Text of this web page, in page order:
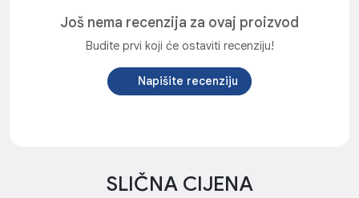
Još nema recenzija za ovaj proizvod
Budite prvi koji će ostaviti recenziju!
Napišite recenziju
SLIČNA CIJENA